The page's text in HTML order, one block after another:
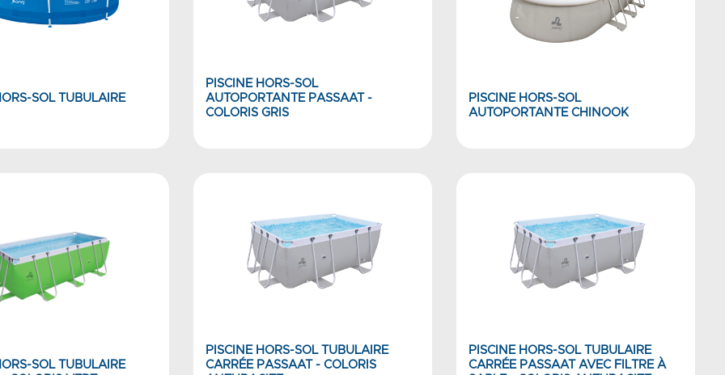
SOL TUBULAIRE
PISCINE HORS-SOL
AUTOPORTANTE PASSAAT -
COLORIS GRIS
PISCINE HORS-SOL
AUTOPORTANTE CHINOOK
SOL TUBULAIRE
PISCINE HORS-SOL TUBULAIRE
CARRÉE PASSAAT - COLORIS
PISCINE HORS-SOL TUBULAIRE
CARRÉE PASSAAT AVEC FILTRE À